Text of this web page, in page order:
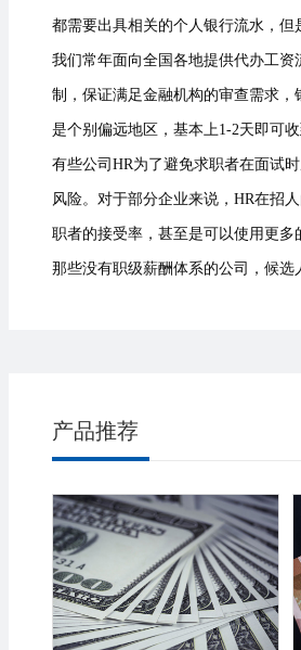
都需要出具相关的个人银行流水，但
我们常年面向全国各地提供代办工
制，保证满足金融机构的审查需求
是个别偏远地区，基本上1-2天即可收
有些公司HR为了避免求职者在面试
风险。对于部分企业来说，HR在招
职者的接受率，甚至是可以使用更
那些没有职级薪酬体系的公司，候选
产品推荐